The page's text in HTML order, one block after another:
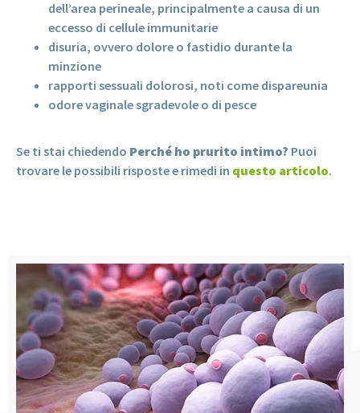
dell’area perineale, principalmente a causa di un
eccesso di cellule immunitarie
disuria, ovvero dolore o fastidio durante la
minzione
rapporti sessuali dolorosi, noti come dispareunia
odore vaginale sgradevole o di pesce
Se ti stai chiedendo Perché ho prurito intimo? Puoi
trovare le possibili risposte e rimedi in questo articolo.